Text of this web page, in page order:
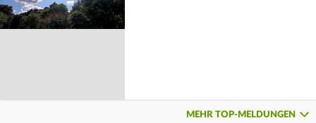
MEHR TOP-MELDUNGEN